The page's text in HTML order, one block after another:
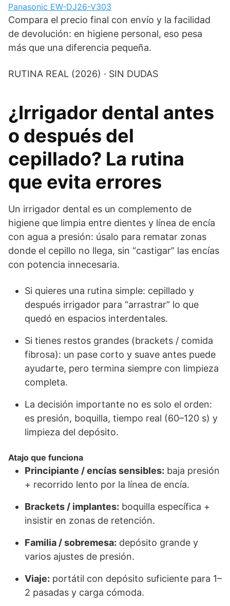
Panasonic EW-DJ26-V303
Compara el precio final con envío y la facilidad
de devolución: en higiene personal, eso pesa
más que una diferencia pequeña.
RUTINA REAL (2026) · SIN DUDAS
¿Irrigador dental antes
o después del
cepillado? La rutina
que evita errores
Un irrigador dental es un complemento de
higiene que limpia entre dientes y línea de encía
con agua a presión: úsalo para rematar zonas
donde el cepillo no llega, sin “castigar” las encías
con potencia innecesaria.
Si quieres una rutina simple: cepillado y
después irrigador para “arrastrar” lo que
quedó en espacios interdentales.
Si tienes restos grandes (brackets / comida
fibrosa): un pase corto y suave antes puede
ayudarte, pero termina siempre con limpieza
completa.
La decisión importante no es solo el orden:
es presión, boquilla, tiempo real (60–120 s) y
limpieza del depósito.
Atajo que funciona
Principiante / encías sensibles: baja presión
+ recorrido lento por la línea de encía.
Brackets / implantes: boquilla específica +
insistir en zonas de retención.
Familia / sobremesa: depósito grande y
varios ajustes de presión.
Viaje: portátil con depósito suficiente para 1–
2 pasadas y carga cómoda.